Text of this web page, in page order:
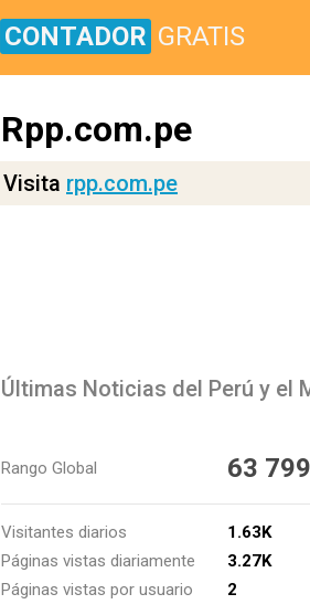
CONTADOR GRATIS
Rpp.com.pe
Visita rpp.com.pe
Últimas Noticias del Perú y el
Rango Global 63 799
Visitantes diarios
1.63K
Páginas vistas diariamente
3.27K
Páginas vistas por usuario
2